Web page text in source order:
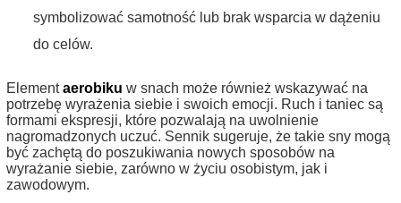
symbolizować samotność lub brak wsparcia w dążeniu
do celów.
Elementaerobiku w snach może również wskazywać na
potrzebę wyrażenia siebie i swoich emocji. Ruch i taniec są
formami ekspresji, które pozwalają na uwolnienie
nagromadzonych uczuć. Sennik sugeruje, że takie sny mogą
być zachętą do poszukiwania nowych sposobów na
wyrażanie siebie, zarówno w życiu osobistym, jak i
zawodowym.